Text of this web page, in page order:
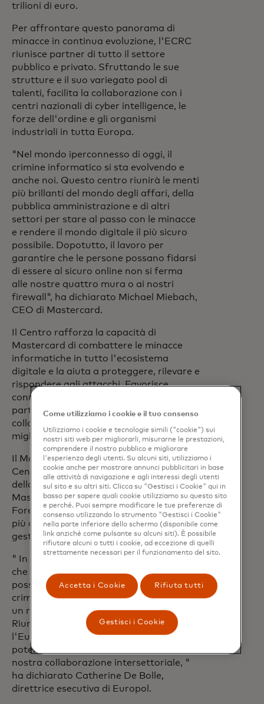
trilioni di euro.
Per affrontare questo panorama di
minacce in continua evoluzione, l'ECRC
riunisce partner di tutto il settore
pubblico e privato. Sfruttando le sue
strutture e il suo variegato pool di
talenti, facilita la collaborazione con i
centri nazionali di cyber intelligence, le
forze dell'ordine e gli organismi
industriali in tutta Europa.
"Nel mondo iperconnesso di oggi, il
crimine informatico si sta evolvendo e
anche noi. Questo centro riunirà le menti
più brillanti del mondo degli affari, della
pubblica amministrazione e di altri
settori per stare al passo con le minacce
e rendere il mondo digitale il più sicuro
possibile. Dopotutto, il lavoro per
garantire che le persone possano fidarsi
di essere al sicuro online non si ferma
alle nostre quattro mura o ai nostri
firewall", ha dichiarato Michael Miebach,
CEO di Mastercard.
Il Centro rafforza la capacità di
Mastercard di combattere le minacce
informatiche in tutto l'ecosistema
digitale e la aiuta a proteggere, rilevare e
rispondere agli attacchi. Favorisce
connessioni più profonde con clienti,
partner e stakeholder e promuove la
collaborazione in tutta la regione,
migliorando la resilienza.
Il Mastercard European Cyber Resilience
Centre include un Fusion Centre, il cuore
della risposta organizzativa di
Mastercard agli incidenti, e un Digital
Forensics Lab oltre ai rappresentanti di
più di 20 team, tutti fondamentali per
gestire un Resilience Centre efficace.
" In Europol, siamo fermamente convinti
che nessun attore, settore o nazione
possa affrontare da solo le minacce dei
criminali informatici. Ognuno di noi ha
un ruolo complementare da svolgere.
Riunendo tutti gli attori pertinenti,
l'European Cyber Resilience Centre ha il
potenziale per portare l'eccellenza nella
nostra collaborazione intersettoriale, "
ha dichiarato Catherine De Bolle,
direttrice esecutiva di Europol.
Come utilizziamo i cookie e il tuo consenso
Utilizziamo i cookie e tecnologie simili ("cookie") sui
nostri siti web per migliorarli, misurarne le prestazioni,
comprendere il nostro pubblico e migliorare
l'esperienza degli utenti. Su alcuni siti, utilizziamo i
cookie anche per mostrare annunci pubblicitari in base
alle attività di navigazione e agli interessi degli utenti
sul sito e su altri siti. Clicca su "Gestisci i Cookie" qui in
basso per sapere quali cookie utilizziamo su questo sito
e perché. Puoi sempre modificare le tue preferenze di
consenso utilizzando lo strumento "Gestisci i Cookie"
nella parte inferiore dello schermo (disponibile come
link anziché come pulsante su alcuni siti). È possibile
rifiutare alcuni o tutti i cookie, ad eccezione di quelli
strettamente necessari per il funzionamento del sito.
Accetta i Cookie Rifiuta tutti
Gestisci i Cookie